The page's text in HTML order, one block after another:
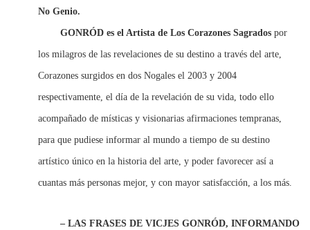
No Genio.
GONRÓD es el Artista de Los Corazones Sagrados por
los milagros de las revelaciones de su destino a través del arte,
Corazones surgidos en dos Nogales el 2003 y 2004
respectivamente, el día de la revelación de su vida, todo ello
acompañado de místicas y visionarias afirmaciones tempranas,
para que pudiese informar al mundo a tiempo de su destino
artístico único en la historia del arte, y poder favorecer así a
cuantas más personas mejor, y con mayor satisfacción, a los más.
– LAS FRASES DE VICJES GONRÓD, INFORMANDO